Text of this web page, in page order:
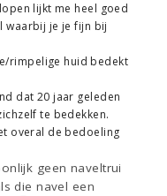
lijkt me heel goed
waarbij je je fijn bij
rimpelige huid bedekt
dat 20 jaar geleden
te bedekken.
overal de bedoeling
geen naveltrui
die navel een